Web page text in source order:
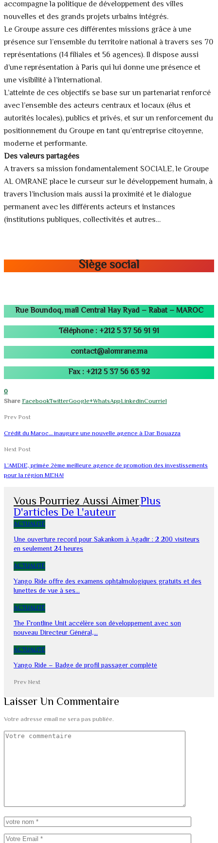
accompagne la politique de développement des villes
nouvelles et des grands projets urbains intégrés.
Le Groupe assure ces différentes missions grâce à une
présence sur l’ensemble du territoire national à travers ses 70
représentations (14 filiales et 56 agences). Il dispose aussi
d’une représentation à Paris qui lui donne une présence et
une visibilité à l’international.
L’atteinte de ces objectifs se base sur un partenariat renforcé
avec l’ensemble des acteurs centraux et locaux (élus et
autorités locales), publics et privés, et sur un renforcement du
positionnement du Groupe en tant qu’entreprise citoyenne,
moderne et performante.
Des valeurs partagées
A travers sa mission fondamentalement SOCIALE, le Groupe
AL OMRANE place le curseur sur le développement humain, à
travers l’inclusion mais aussi la proximité et le dialogue
permanent avec les différents acteurs et instances
(institutions publiques, collectivités et autres…
Siège social
Rue Boundoq, mail Central Hay Ryad – Rabat – MAROC
Téléphone : +212 5 37 56 91 91
contact@alomrane.ma
Fax : +212 5 37 56 63 92
0
ShareFacebookTwitterGoogle+WhatsAppLinkedinCourriel
Prev Post
Crédit du Maroc… inaugure une nouvelle agence à Dar Bouazza
Next Post
L’AMDIE, primée 2ème meilleure agence de promotion des investissements
pour la région MENA!
Vous Pourriez Aussi AimerPlus
D'articles De L'auteur
ACTUALITÉ
Une ouverture record pour Sakankom à Agadir : 2 200 visiteurs
en seulement 24 heures
ACTUALITÉ
Yango Ride offre des examens ophtalmologiques gratuits et des
lunettes de vue à ses…
ACTUALITÉ
The Frontline Unit accélère son développement avec son
nouveau Directeur Général,…
ACTUALITÉ
Yango Ride – Badge de profil passager complété
Prev Next
Laisser Un Commentaire
Votre adresse email ne sera pas publiée.